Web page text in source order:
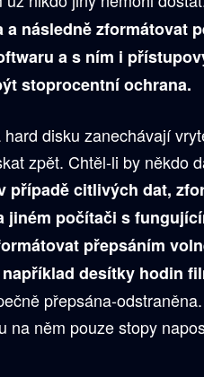
následně zformátovat
a s ním i
stoprocentní ochrana.
disku zanechávají
zpět. Chtěl-li by někdo
případě citlivých dat,
jiném počítači s
přepsáním
desítky hodin
přepsána-
na něm pouze stopy